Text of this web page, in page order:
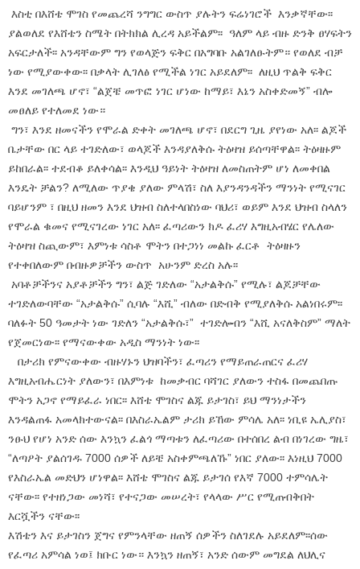
እስቲ በእሸቴ ሞገስ የመጨረሻ ንግግር ውስጥ ያሉትን ፍሬነገሮች እንቃኛቸው፡፡
ያልወለደ የእሸቴን ስሜት በትክክል ሊረዳ አይችልም፡፡ ዓለም ላይ ብዙ ድንቅ ፀሃፍትን
አፍርታለች፡፡ አንዳቸውም ግን የወላጅን ፍቅር በአግባቡ አልገለፁትም። የወለደ ብቻ
ነው የሚያውቀው፡፡ በቃላት ሊገለፅ የሚችል ነገር አይደለም፡፡ ለዚህ ጥልቅ ፍቅር
እንደ መገለጫ ሆኖ፣ “ልጀቼ መጥፎ ነገር ሆነው ከማይ፣ እኔን አስቀድመኝ” ብሎ
መፀለይ የተለመደ ነው።
ግን፣ እንደ ዘመናችን የሞራል ድቀት መገለጫ ሆኖ፣ በደርግ ጊዜ ያየነው አለ፡፡ ልጆች
ቤታቸው በር ላይ ተገድለው፣ ወላጆች እንዳያለቅሱ ትዕዛዝ ይሰጣቸዋል፡፡ ትዕዛዙም
ይከበራል፡፡ ተደብቆ ይለቀሳል፡፡ እንዲህ ዓይነት ትዕዛዝ ለመስጠትም ሆነ ለመቀበል
እንዴት ቻልን? ለሚለው ጥያቄ ያለው ምላሽ፣ ስለ እያንዳንዳችን ማንነት የሚናገር
ባይሆንም ፣ በዚህ ዘመን እንደ ህዝብ ስለተላበስነው ባህሪ፣ ወይም እንደ ህዝብ ስላለን
የሞራል ቁመና የሚናገረው ነገር አለ፡፡ ፈጣሪውን ክዶ ፈሪሃ እግዚአብሄር የሌለው
ትዕዛዝ ስጪውም፣ እምነቱ ሳስቶ ሞትን በተጋነነ መልኩ ፈርቶ ትዕዛዙን
የተቀበለውም በብዙዎቻችን ውስጥ አሁንም ድረስ አሉ፡፡
አባቶቻችንና አያቶቻችን ግን፣ ልጅ ገድለው “አታልቅሱ” የሚሉ፣ ልጆቻቸው
ተገድለውባቸው “አታልቅሱ” ሲባሉ “እሺ” ብለው በድብቅ የሚያለቅሱ አልነበሩም፡፡
ባለፉት 50 ዓመታት ነው ገድለን “አታልቅሱ፣” ተገድሎብን “እሺ አናለቅስም” ማለት
የጀመርነው፡፡ የማናውቀው አዲስ ማንነት ነው፡፡
በታሪክ የምናውቀው ብዙሃኑን ህዝባችን፣ ፈጣሪን የማይጠራጠርና ፈሪሃ
እግዚአብሔርነት ያለውን፣ በእምነቱ ከመቃብር ባሻገር ያለውን ተስፋ በመጨበጡ
ሞትን አጋኖ የማይፈራ ነበር፡፡ እሸቴ ሞገስና ልጁ ይታገስ፣ ይህ ማንነታችን
እንዳልጠፋ አመላክተውናል፡፡ በእስራኤልም ታሪክ ይኸው ምሳሌ አለ፡፡ ነቢዩ ኤሊያስ፣
ንፁህ የሆነ አንድ ሰው እንኳን ፈልጎ ማጣቱን ለፈጣሪው በተሰበረ ልብ በነገረው ግዜ፣
“ለጣዖት ያልሰገዱ 7000 ሰዎች ለይቼ አስቀምጫለኹ” ነበር ያለው፡፡ እነዚህ 7000
የእስራኤል መድህን ሆነዋል፡፡ እሸቴ ሞገስና ልጁ ይታገሰ የእኛ 7000 ተምሳሌት
ናቸው፡፡ የተዘነጋው መነሻ፣ የተናጋው መሠረት፣ የላላው ሥር የሚጠብቅበት
እርሿችን ናቸው፡፡
እሽቴን እና ይታገስን ጀግና የምንላቸው ዘጠኝ ሰዎችን ስለገደሉ አይደለም፡፡ሰው
የፈጣሪ አምሳል ነወ፤ ክቡር ነው። እንኳን ዘጠኝ፣ አንድ ሰውም መግደል ለህሊና